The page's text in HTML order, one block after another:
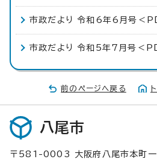
市政だより 令和6年6月号＜
市政だより 令和5年7月号＜
前のページへ戻る
八尾市
〒581-0003 大阪府八尾市本町一